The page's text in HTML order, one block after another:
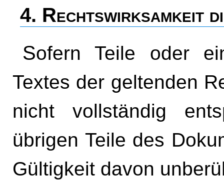
4. Rechtswirksamkeit
Sofern Teile oder einzelne Formulierungen dieses
Textes der geltenden
nicht vollständig
übrigen Teile des
Gültigkeit davon